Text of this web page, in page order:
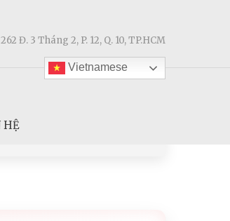
Đ. 3 Tháng 2, P. 12, Q. 10, TP.HCM
Vietnamese
HỆ